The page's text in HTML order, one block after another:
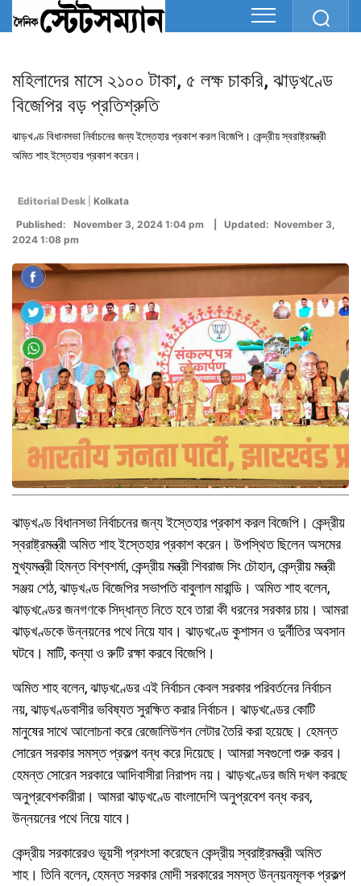
মহিলাদের মাসে ২১০০ টাকা, ৫ লক্ষ চাকরি, ঝাড়খণ্ডে
বিজেপির বড় প্রতিশ্রুতি
ঝাড়খণ্ড বিধানসভা নির্বাচনের জন্য ইস্তেহার প্রকাশ করল বিজেপি। কেন্দ্রীয় স্বরাষ্ট্রমন্ত্রী
অমিত শাহ ইস্তেহার প্রকাশ করেন।
Editorial Desk
Kolkata
Published: November 3, 2024 1:04 pm | Updated: November 3,
2024 1:08 pm
ঝাড়খণ্ড বিধানসভা নির্বাচনের জন্য ইস্তেহার প্রকাশ করল বিজেপি। কেন্দ্রীয়
স্বরাষ্ট্রমন্ত্রী অমিত শাহ ইস্তেহার প্রকাশ করেন। উপস্থিত ছিলেন অসমের
মুখ্যমন্ত্রী হিমন্ত বিশ্বশর্মা, কেন্দ্রীয় মন্ত্রী শিবরাজ সিং চৌহান, কেন্দ্রীয় মন্ত্রী
সঞ্জয় শেঠ, ঝাড়খণ্ড বিজেপির সভাপতি বাবুলাল মারান্ডি। অমিত শাহ বলেন,
ঝাড়খণ্ডের জনগণকে সিদ্ধান্ত নিতে হবে তারা কী ধরনের সরকার চায়। আমরা
ঝাড়খণ্ডকে উন্নয়নের পথে নিয়ে যাব। ঝাড়খণ্ডে কুশাসন ও দুর্নীতির অবসান
ঘটবে। মাটি, কন্যা ও রুটি রক্ষা করবে বিজেপি।
অমিত শাহ বলেন, ঝাড়খণ্ডের এই নির্বাচন কেবল সরকার পরিবর্তনের নির্বাচন
নয়, ঝাড়খণ্ডবাসীর ভবিষ্যত সুরক্ষিত করার নির্বাচন। ঝাড়খণ্ডের কোটি
মানুষের সাথে আলোচনা করে রেজোলিউশন লেটার তৈরি করা হয়েছে। হেমন্ত
সোরেন সরকার সমস্ত প্রকল্প বন্ধ করে দিয়েছে। আমরা সবগুলো শুরু করব।
হেমন্ত সোরেন সরকারে আদিবাসীরা নিরাপদ নয়। ঝাড়খণ্ডের জমি দখল করছে
অনুপ্রবেশকারীরা। আমরা ঝাড়খণ্ডে বাংলাদেশি অনুপ্রবেশ বন্ধ করব,
উন্নয়নের পথে নিয়ে যাবে।
কেন্দ্রীয় সরকারেরও ভূয়সী প্রশংসা করেছেন কেন্দ্রীয় স্বরাষ্ট্রমন্ত্রী অমিত
শাহ। তিনি বলেন, হেমন্ত সরকার মোদী সরকারের সমস্ত উন্নয়নমূলক প্রকল্প